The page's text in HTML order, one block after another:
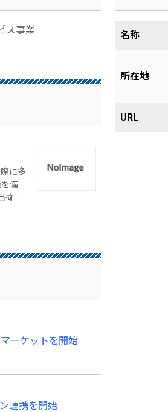
ス事業
に多
備
ーケットを開始
連携を開始
名称
所在地
URL